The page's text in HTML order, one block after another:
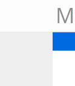
M